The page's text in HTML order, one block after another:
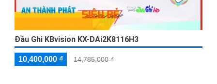
Đầu Ghi KBvision KX-DAi2K8116H3
10,400,000 ₫ 14,785,000 ₫